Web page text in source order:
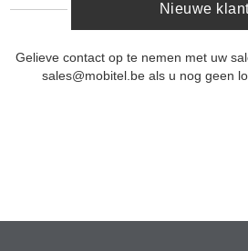
Nieuwe
Gelieve contact op te nemen met uw
sales@mobitel.be als u nog geen